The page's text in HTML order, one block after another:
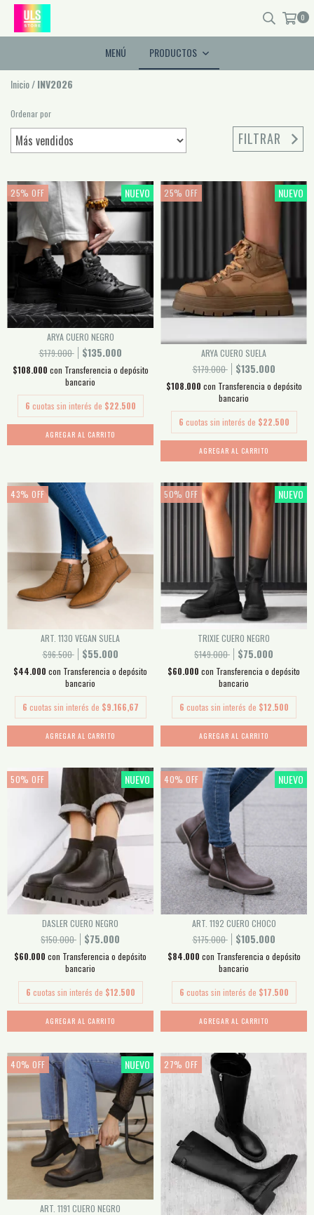
0
MENÚ PRODUCTOS
Inicio/INV2026
Ordenar por
FILTRAR
25% OFF NUEVO
ARYA CUERO NEGRO
$179.000
$135.000
$108.000 con Transferencia o depósito
bancario
6 cuotas sin interés de $22.500
AGREGAR AL CARRITO
25% OFF NUEVO
ARYA CUERO SUELA
$179.000
$135.000
$108.000 con Transferencia o depósito
bancario
6 cuotas sin interés de $22.500
AGREGAR AL CARRITO
43% OFF
ART. 1130 VEGAN SUELA
$96.500
$55.000
$44.000 con Transferencia o depósito
bancario
6 cuotas sin interés de $9.166,67
AGREGAR AL CARRITO
50% OFF NUEVO
TRIXIE CUERO NEGRO
$149.000
$75.000
$60.000 con Transferencia o depósito
bancario
6 cuotas sin interés de $12.500
AGREGAR AL CARRITO
50% OFF NUEVO
DASLER CUERO NEGRO
$150.000
$75.000
$60.000 con Transferencia o depósito
bancario
6 cuotas sin interés de $12.500
AGREGAR AL CARRITO
40% OFF NUEVO
ART. 1192 CUERO CHOCO
$175.000
$105.000
$84.000 con Transferencia o depósito
bancario
6 cuotas sin interés de $17.500
AGREGAR AL CARRITO
40% OFF NUEVO
ART. 1191 CUERO NEGRO
27% OFF